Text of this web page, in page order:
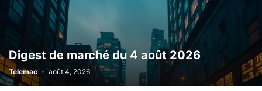
Digest de marché du 4 août 2026
Telemac - août 4, 2026